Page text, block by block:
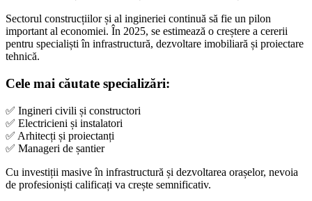
Sectorul construcțiilor și al ingineriei continuă să fie un pilon
important al economiei. În 2025, se estimează o creștere a cererii
pentru specialiști în infrastructură, dezvoltare imobiliară și proiectare
tehnică.
Cele mai căutate specializări:
✅ Ingineri civili și constructori
✅ Electricieni și instalatori
✅ Arhitecți și proiectanți
✅ Manageri de șantier
Cu investiții masive în infrastructură și dezvoltarea orașelor, nevoia
de profesioniști calificați va crește semnificativ.